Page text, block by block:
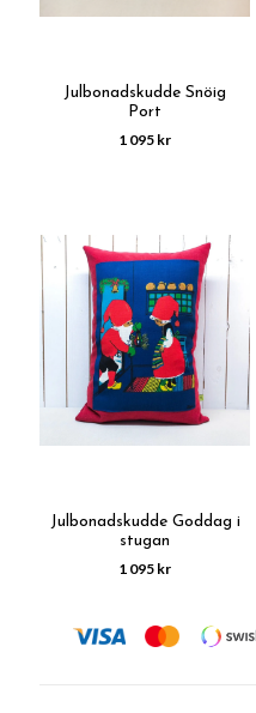
Julbonadskudde Snöig
Port
1 095 kr
Julbonadskudde Goddag i
stugan
1 095 kr